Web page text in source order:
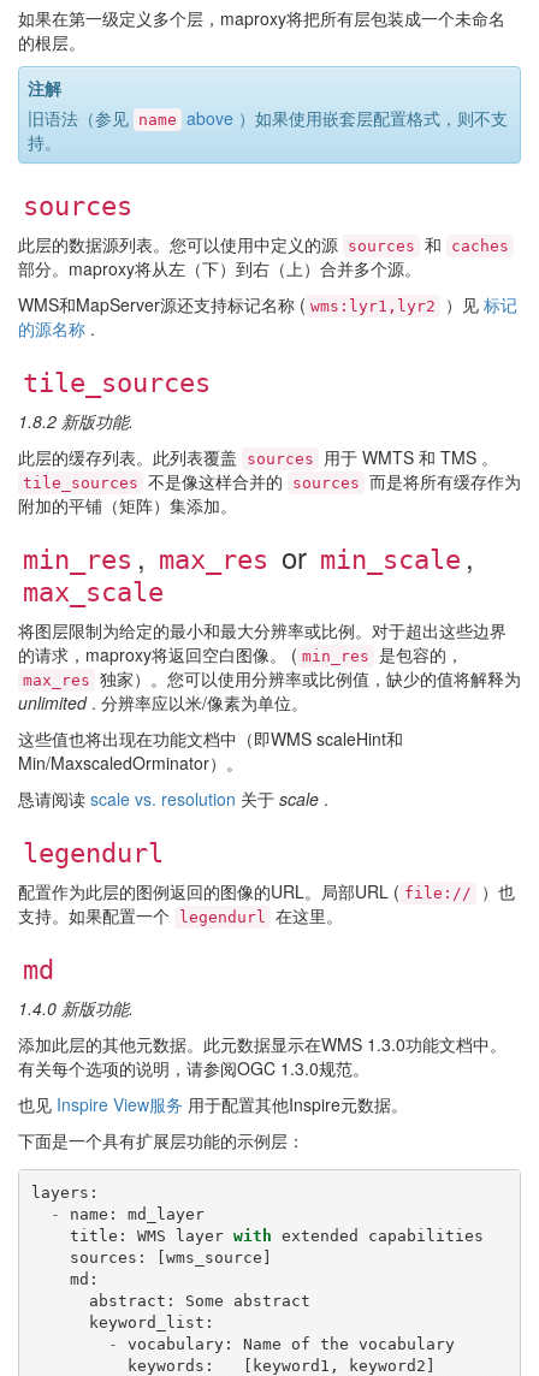
如果在第一级定义多个层，maproxy将把所有层包装成一个未命名
的根层。
注解
旧语法（参见 name above ）如果使用嵌套层配置格式，则不支
持。
sources
此层的数据源列表。您可以使用中定义的源 sources 和 caches
部分。maproxy将从左（下）到右（上）合并多个源。
WMS和MapServer源还支持标记名称 ( wms:lyr1,lyr2 ）见 标记
的源名称 .
tile_sources
1.8.2 新版功能.
此层的缓存列表。此列表覆盖
sources 用于 WMTS 和 TMS 。
tile_sources 不是像这样合并的 sources 而是将所有缓存作为
附加的平铺（矩阵）集添加。
min_res , max_res or min_scale ,
max_scale
将图层限制为给定的最小和最大分辨率或比例。对于超出这些边界
的请求，maproxy将返回空白图像。 ( min_res 是包容的，
max_res 独家）。您可以使用分辨率或比例值，缺少的值将解释为
unlimited. 分辨率应以米/像素为单位。
这些值也将出现在功能文档中（即WMS scaleHint和
Min/MaxscaledOrminator）。
恳请阅读 scale vs. resolution 关于 scale .
legendurl
配置作为此层的图例返回的图像的URL。局部URL ( file://
）也
支持。如果配置一个
legendurl 在这里。
md
1.4.0 新版功能.
添加此层的其他元数据。此元数据显示在WMS 1.3.0功能文档中。
有关每个选项的说明，请参阅OGC 1.3.0规范。
也见 Inspire View服务 用于配置其他Inspire元数据。
下面是一个具有扩展层功能的示例层：
layers :
-
name :
md_layer
title : WMS layer with extended
capabilities
sources : [wms_source ]
md :
abstract : Some
abstract
keyword_list :
-
vocabulary: Name of the vocabulary
keywords : [ keyword1 , keyword2 ]